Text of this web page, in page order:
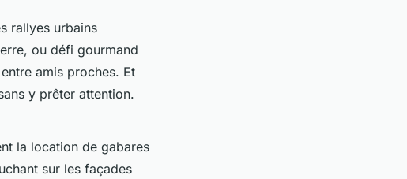
rallyes urbains
ou défi gourmand
amis proches. Et
y prêter attention.
la location de gabares
sur les façades